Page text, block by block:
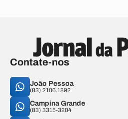
Contate-nos
João Pessoa
(83) 2106.1892
Campina Grande
(83) 3315-3204